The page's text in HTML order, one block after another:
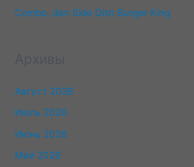
Combo, dan Side Dish Burger King
Август 2026
Июль 2026
Июнь 2026
Май 2026